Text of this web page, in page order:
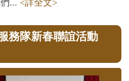
... <詳全文>
務隊新春聯誼活動